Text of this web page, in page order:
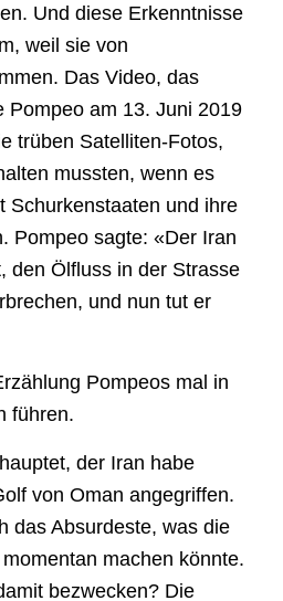
Und diese Erkenntnisse
weil sie von
Das Video, das
Pompeo am 13. Juni 2019
trüben Satelliten-Fotos,
mussten, wenn es
Schurkenstaaten und ihre
Pompeo sagte: «Der Iran
den Ölfluss in der Strasse
und nun tut er
Pompeos mal in
führen.
der Iran habe
von Oman angegriffen.
das Absurdeste, was die
machen könnte.
bezwecken? Die